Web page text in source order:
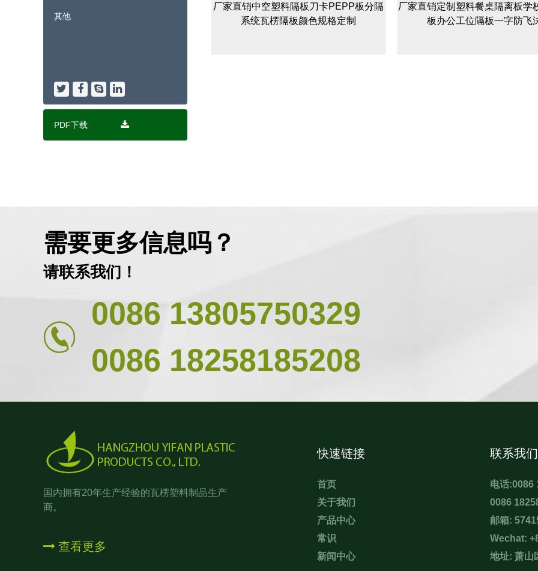
其他
PDF下载
厂家直销中空塑料隔板刀卡PEPP板分隔
系统瓦楞隔板颜色规格定制
厂家直销定制塑料餐桌隔离板学
板办公工位隔板一字防飞
需要更多信息吗？
请联系我们！
0086 13805750329
0086 18258185208
国内拥有20年生产经验的瓦楞塑料制品生产
商。
查看更多
快速链接
首页
关于我们
产品中心
常识
新闻中心
联系我们
电话:0086
0086
邮箱:
Wechat:
地址: 萧山